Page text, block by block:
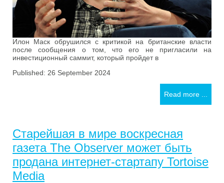
Илон Маск обрушился с критикой на британские власти
после сообщения о том, что его не пригласили на
инвестиционный саммит, который пройдет в
Published: 26 September 2024
Read more ...
Старейшая в мире воскресная
газета The Observer может быть
продана интернет-стартапу Tortoise
Media